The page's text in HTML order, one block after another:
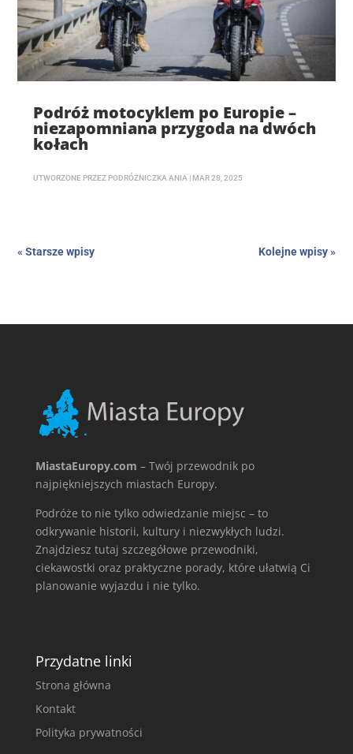
Podróż motocyklem po Europie –
niezapomniana przygoda na dwóch
kołach
UTWORZONE PRZEZ PODRÓŻNICZKA ANIA | MAR 28, 2025
« Starsze wpisy Kolejne wpisy »
MiastaEuropy.com – Twój przewodnik po
najpiękniejszych miastach Europy.
Podróże to nie tylko odwiedzanie miejsc – to
odkrywanie historii, kultury i niezwykłych ludzi.
Znajdziesz tutaj szczegółowe przewodniki,
ciekawostki oraz praktyczne porady, które ułatwią Ci
planowanie wyjazdu i nie tylko.
Przydatne linki
Strona główna
Kontakt
Polityka prywatności